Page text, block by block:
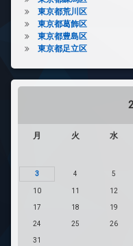
東京都荒川区
東京都葛飾区
東京都豊島区
東京都足立区
月 火 水
3 4 5
10 11 12
17 18 19
24 25 26
31